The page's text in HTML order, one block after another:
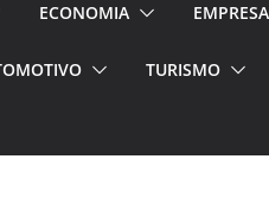
volta!ECONOMIA
TURISMO